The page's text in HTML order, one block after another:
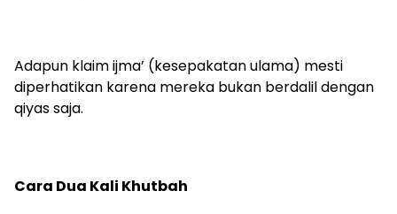
Adapun klaim ijma’ (kesepakatan ulama) mesti
diperhatikan karena mereka bukan berdalil dengan
qiyas saja.
Cara Dua Kali Khutbah